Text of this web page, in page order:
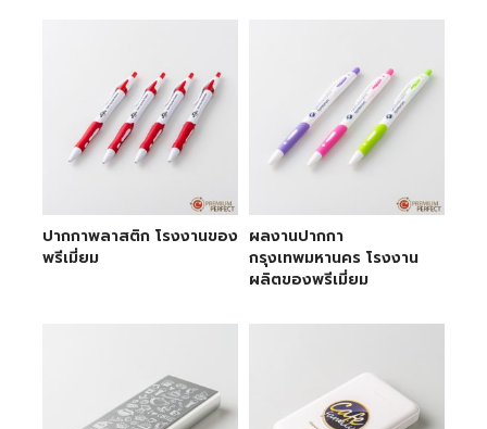
ปากกาพลาสติก โรงงานของ
พรีเมี่ยม
ผลงานปากกา
กรุงเทพมหานคร โรงงาน
ผลิตของพรีเมี่ยม